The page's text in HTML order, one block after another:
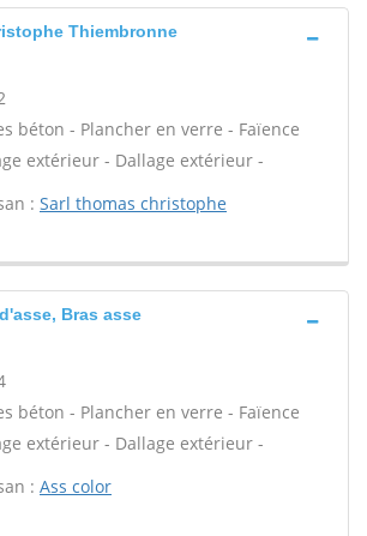
Thiembronne
béton - Plancher en verre - Faïence
extérieur - Dallage extérieur -
: Sarl thomas christophe
Bras asse
béton - Plancher en verre - Faïence
extérieur - Dallage extérieur -
: Ass color